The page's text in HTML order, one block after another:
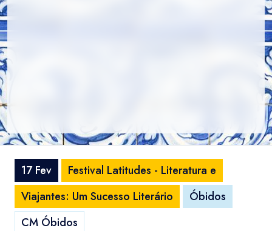
17 Fev
Festival Latitudes - Literatura e
Viajantes: Um Sucesso Literário
Óbidos
CM Óbidos